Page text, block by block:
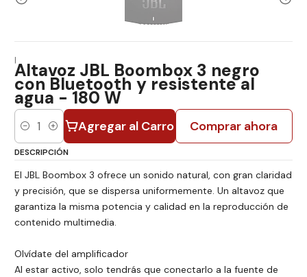
|Altavoz JBL Boombox 3 negro
con Bluetooth y resistente al
agua - 180 W
Cantidad Agregar al Carro Comprar ahora
DESCRIPCIÓN
El JBL Boombox 3 ofrece un sonido natural, con gran claridad
y precisión, que se dispersa uniformemente. Un altavoz que
garantiza la misma potencia y calidad en la reproducción de
contenido multimedia.
Olvídate del amplificador
Al estar activo, solo tendrás que conectarlo a la fuente de